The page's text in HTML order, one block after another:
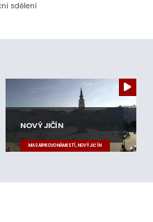
sdělení
NOVÝ JIČÍN
MASARYKOVO NÁMĚSTÍ, NOVÝ JIČÍN